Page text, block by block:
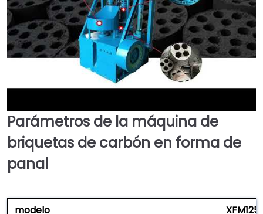
►
Parámetros de la máquina de
briquetas de carbón en forma de
panal
modelo XFM125